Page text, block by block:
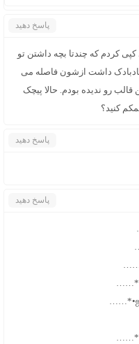
پاسخ دهید
کردم که چندتا بچه داشتن تو
داشت ازشون فاصله می
رو ندیده بودم. حالا پیچک
کنید؟
پاسخ دهید
پاسخ دهید